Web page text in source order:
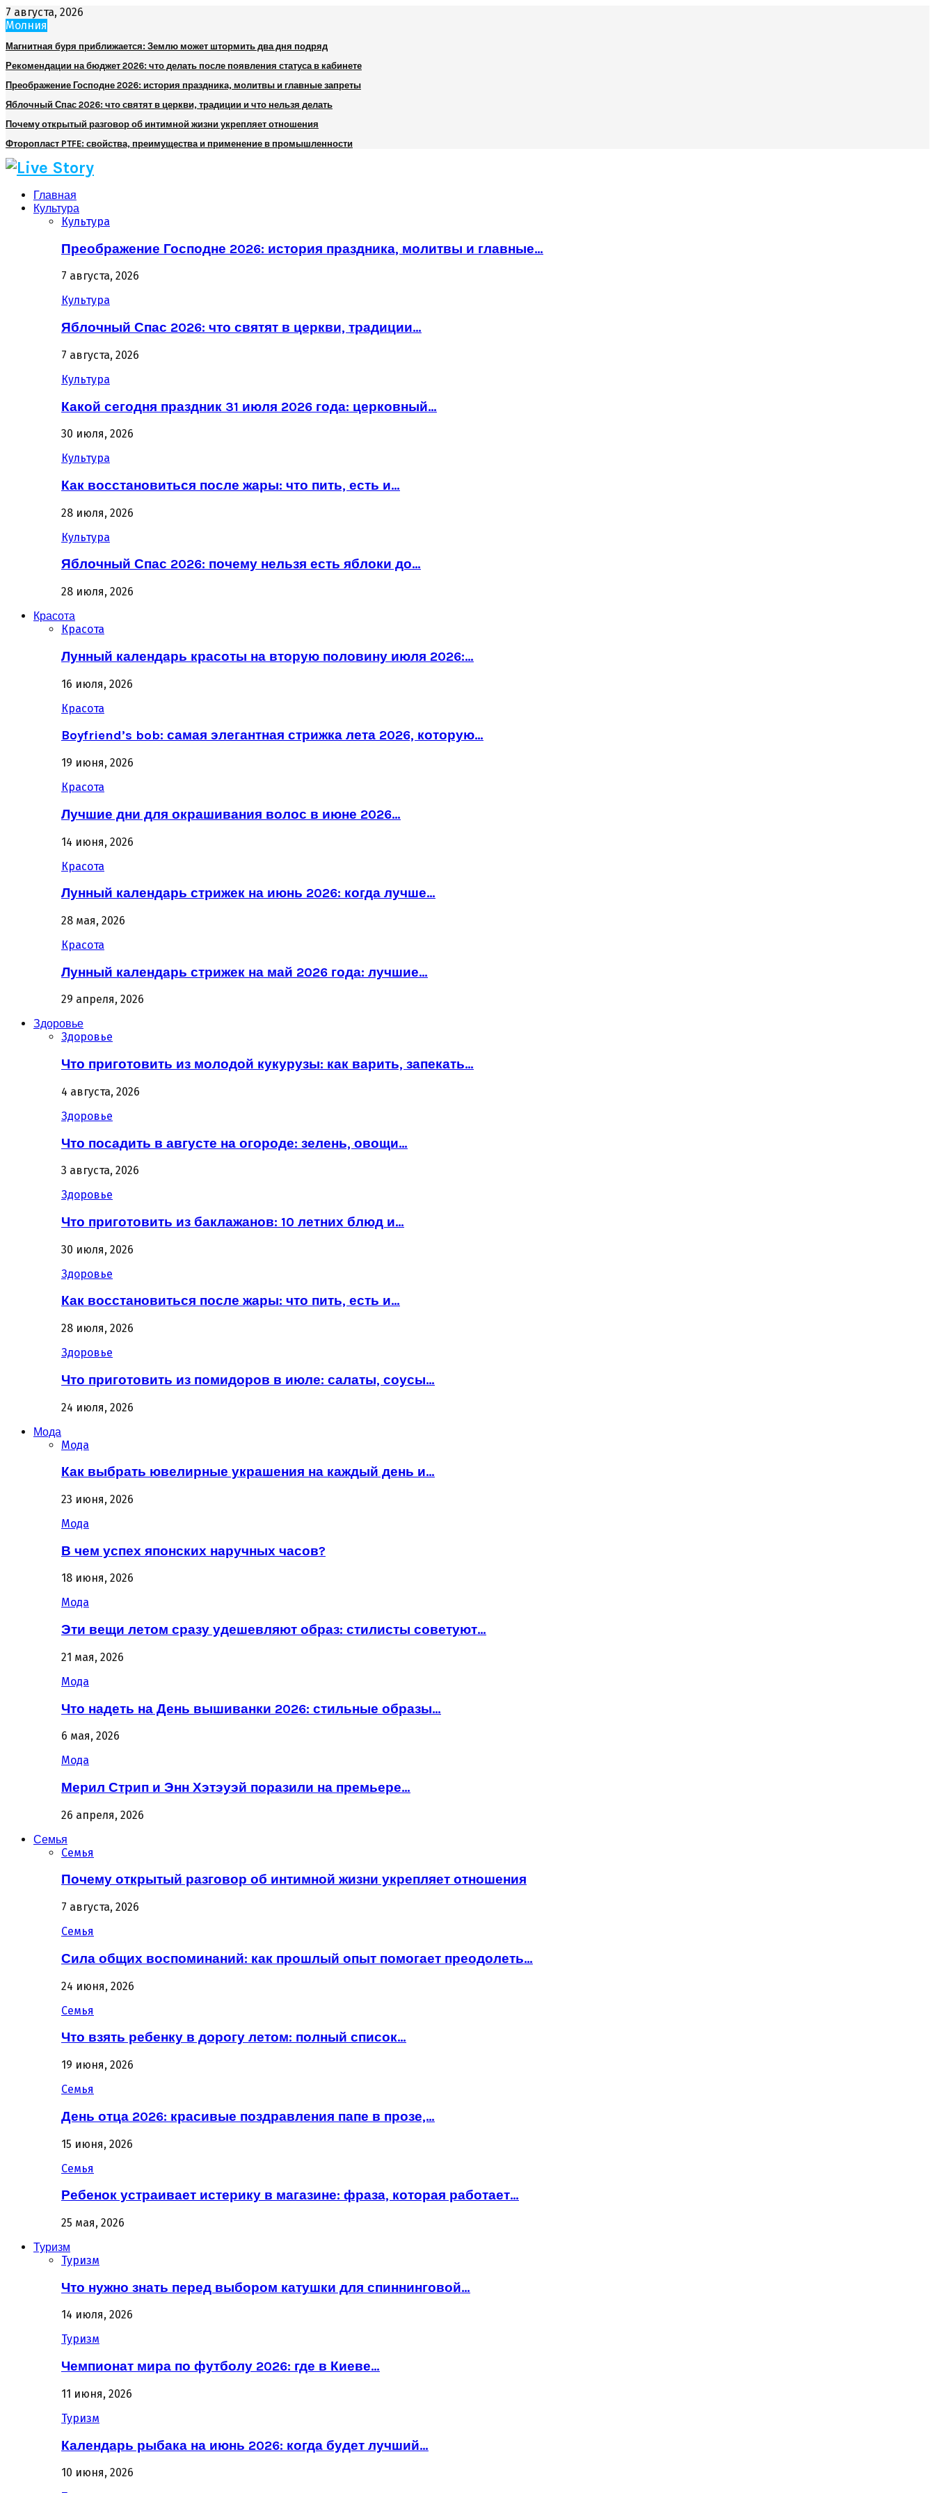
7 августа, 2026
Молния
Магнитная буря приближается: Землю может штормить два дня подряд
Рекомендации на бюджет 2026: что делать после появления статуса в кабинете
Преображение Господне 2026: история праздника, молитвы и главные запреты
Яблочный Спас 2026: что святят в церкви, традиции и что нельзя делать
Почему открытый разговор об интимной жизни укрепляет отношения
Фторопласт PTFE: свойства, преимущества и применение в промышленности
Главная
Культура
Культура
Преображение Господне 2026: история праздника, молитвы и главные…
7 августа, 2026
Культура
Яблочный Спас 2026: что святят в церкви, традиции…
7 августа, 2026
Культура
Какой сегодня праздник 31 июля 2026 года: церковный…
30 июля, 2026
Культура
Как восстановиться после жары: что пить, есть и…
28 июля, 2026
Культура
Яблочный Спас 2026: почему нельзя есть яблоки до…
28 июля, 2026
Красота
Красота
Лунный календарь красоты на вторую половину июля 2026:…
16 июля, 2026
Красота
Boyfriend’s bob: самая элегантная стрижка лета 2026, которую…
19 июня, 2026
Красота
Лучшие дни для окрашивания волос в июне 2026…
14 июня, 2026
Красота
Лунный календарь стрижек на июнь 2026: когда лучше…
28 мая, 2026
Красота
Лунный календарь стрижек на май 2026 года: лучшие…
29 апреля, 2026
Здоровье
Здоровье
Что приготовить из молодой кукурузы: как варить, запекать…
4 августа, 2026
Здоровье
Что посадить в августе на огороде: зелень, овощи…
3 августа, 2026
Здоровье
Что приготовить из баклажанов: 10 летних блюд и…
30 июля, 2026
Здоровье
Как восстановиться после жары: что пить, есть и…
28 июля, 2026
Здоровье
Что приготовить из помидоров в июле: салаты, соусы…
24 июля, 2026
Мода
Мода
Как выбрать ювелирные украшения на каждый день и…
23 июня, 2026
Мода
В чем успех японских наручных часов?
18 июня, 2026
Мода
Эти вещи летом сразу удешевляют образ: стилисты советуют…
21 мая, 2026
Мода
Что надеть на День вышиванки 2026: стильные образы…
6 мая, 2026
Мода
Мерил Стрип и Энн Хэтэуэй поразили на премьере…
26 апреля, 2026
Семья
Семья
Почему открытый разговор об интимной жизни укрепляет отношения
7 августа, 2026
Семья
Сила общих воспоминаний: как прошлый опыт помогает преодолеть…
24 июня, 2026
Семья
Что взять ребенку в дорогу летом: полный список…
19 июня, 2026
Семья
День отца 2026: красивые поздравления папе в прозе,…
15 июня, 2026
Семья
Ребенок устраивает истерику в магазине: фраза, которая работает…
25 мая, 2026
Туризм
Туризм
Что нужно знать перед выбором катушки для спиннинговой…
14 июля, 2026
Туризм
Чемпионат мира по футболу 2026: где в Киеве…
11 июня, 2026
Туризм
Календарь рыбака на июнь 2026: когда будет лучший…
10 июня, 2026